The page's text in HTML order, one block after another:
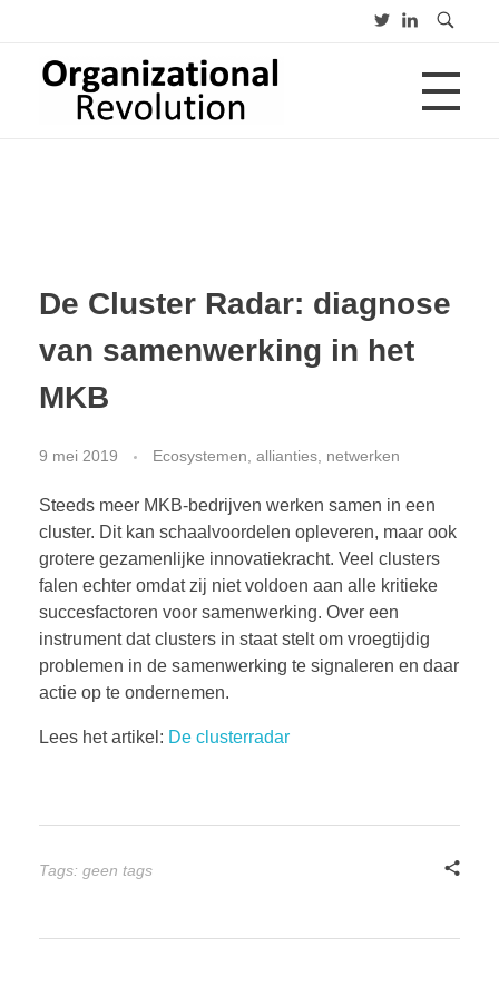
Advies
Lezing
BOEKEN
CONTACT
De Cluster Radar: diagnose
van samenwerking in het
MKB
9 mei 2019 Ecosystemen, allianties, netwerken
Steeds meer MKB-bedrijven werken samen in een
cluster. Dit kan schaalvoordelen opleveren, maar ook
grotere gezamenlijke innovatiekracht. Veel clusters
falen echter omdat zij niet voldoen aan alle kritieke
succesfactoren voor samenwerking. Over een
instrument dat clusters in staat stelt om vroegtijdig
problemen in de samenwerking te signaleren en daar
actie op te ondernemen.
Lees het artikel: De clusterradar
Tags: geen tags